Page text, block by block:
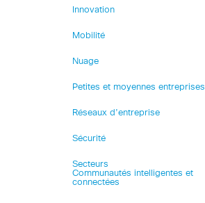
Innovation
Mobilité
Nuage
Petites et moyennes entreprises
Réseaux d’entreprise
Sécurité
Secteurs
Communautés intelligentes et
connectées